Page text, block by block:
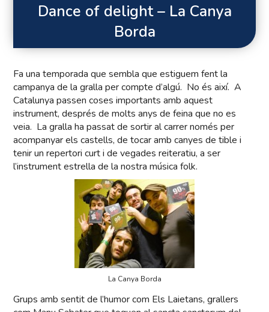
Dance of delight – La Canya
Borda
Fa una temporada que sembla que estiguem fent la
campanya de la gralla per compte d’algú. No és així. A
Catalunya passen coses importants amb aquest
instrument, després de molts anys de feina que no es
veia. La gralla ha passat de sortir al carrer només per
acompanyar els castells, de tocar amb canyes de tible i
tenir un repertori curt i de vegades reiteratiu, a ser
l’instrument estrella de la nostra música folk.
La Canya Borda
Grups amb sentit de l’humor com Els Laietans, grallers